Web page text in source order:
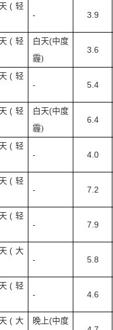
( 轻
- 3.9
( 轻
白天(中度
霾)
3.6
( 轻
- 5.4
( 轻
白天(中度
霾)
6.4
( 轻
- 4.0
( 轻
- 7.2
( 轻
- 7.9
( 大
- 5.8
( 轻
- 4.6
( 大
晚上(中度